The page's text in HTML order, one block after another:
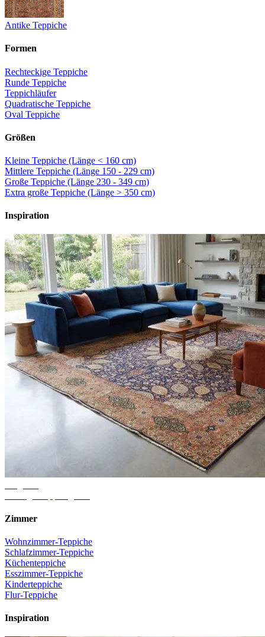
Antike Teppiche
Formen
Rechteckige Teppiche
Runde Teppiche
Teppichläufer
Quadratische Teppiche
Oval Teppiche
Größen
Kleine Teppiche (Länge < 160 cm)
Mittlere Teppiche (Länge 150 - 229 cm)
Große Teppiche (Länge 230 - 349 cm)
Extra große Teppiche (Länge > 350 cm)
Inspiration
Zimmer
Wohnzimmer-Teppiche
Schlafzimmer-Teppiche
Küchenteppiche
Esszimmer-Teppiche
Kinderteppiche
Flur-Teppiche
Inspiration